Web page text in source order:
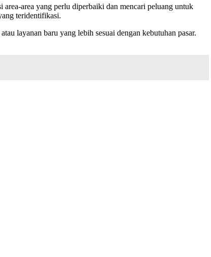
area yang perlu diperbaiki dan mencari peluang untuk
teridentifikasi.
layanan baru yang lebih sesuai dengan kebutuhan pasar.